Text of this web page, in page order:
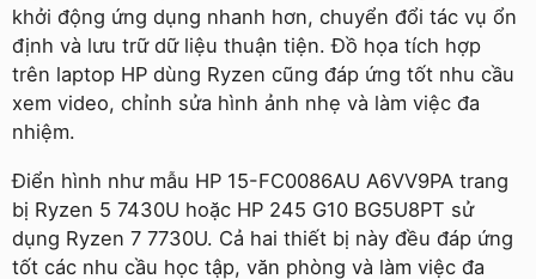
khởi động ứng dụng nhanh hơn, chuyển đổi tác vụ ổn
định và lưu trữ dữ liệu thuận tiện. Đồ họa tích hợp
trên laptop HP dùng Ryzen cũng đáp ứng tốt nhu cầu
xem video, chỉnh sửa hình ảnh nhẹ và làm việc đa
nhiệm.
Điển hình như mẫu HP 15-FC0086AU A6VV9PA trang
bị Ryzen 5 7430U hoặc HP 245 G10 BG5U8PT sử
dụng Ryzen 7 7730U. Cả hai thiết bị này đều đáp ứng
tốt các nhu cầu học tập, văn phòng và làm việc đa